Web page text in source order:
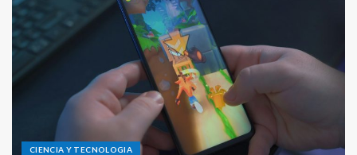
CIENCIA Y TECNOLOGIA